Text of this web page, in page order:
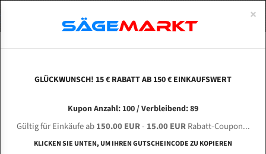
THOMAS SAR 460 SA-G für 5500 mm Bi-Metall
Bandsägeblätter
ABOUTS
ENGLISH
Bi-Metall Meterware
Fleischerei Bandsägeblätter
×
GLÜCKWUNSCH! 15 € RABATT AB 150 € EINKAUFSWERT
Kupon Anzahl: 100 / Verbleibend: 89
Gültig für Einkäufe ab150.00 EUR- 15.00 EURRabatt-Coupon...
KLICKEN SIE UNTEN, UM IHREN GUTSCHEINCODE ZU KOPIEREN